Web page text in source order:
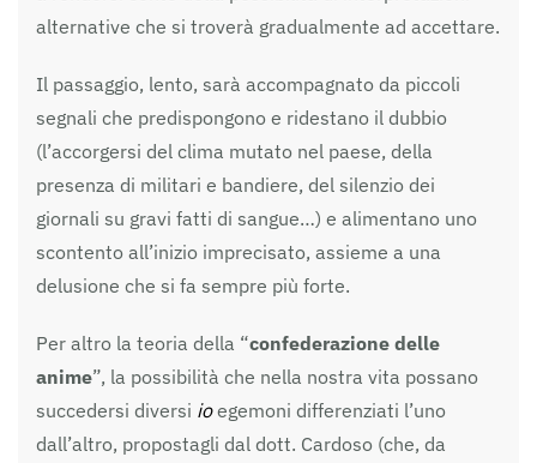
alternative che si troverà gradualmente ad accettare.
Il passaggio, lento, sarà accompagnato da piccoli
segnali che predispongono e ridestano il dubbio
(l’accorgersi del clima mutato nel paese, della
presenza di militari e bandiere, del silenzio dei
giornali su gravi fatti di sangue…) e alimentano uno
scontento all’inizio imprecisato, assieme a una
delusione che si fa sempre più forte.
Per altro la teoria della “confederazione delle
anime”, la possibilità che nella nostra vita possano
succedersi diversi ioegemoni differenziati l’uno
dall’altro, propostagli dal dott. Cardoso (che, da